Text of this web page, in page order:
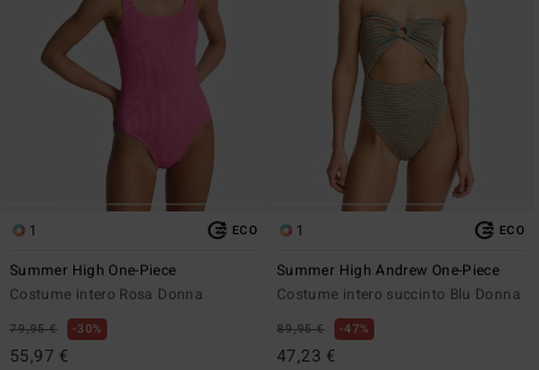
1 ECO
Summer High One-Piece
Costume intero Rosa Donna
79,95 € 30%
55,97 €
1 ECO
Summer High Andrew One-Piece
Costume intero succinto Blu Donna
89,95 € 47%
47,23 €